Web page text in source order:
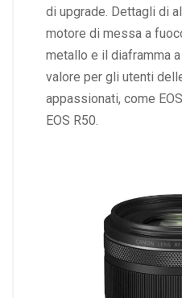
di upgrade. Dettagli di
motore di messa a
metallo e il diaframma
valore per gli utenti
appassionati, come
EOS R50.